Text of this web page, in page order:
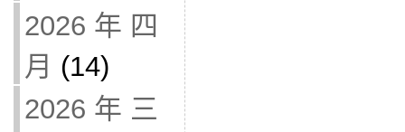
2026 年 四
月 (14)
2026 年 三